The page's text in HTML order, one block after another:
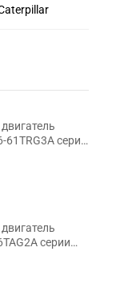
61TRG3A серии
серии
резерв